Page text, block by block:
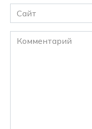
Сайт
Комментарий